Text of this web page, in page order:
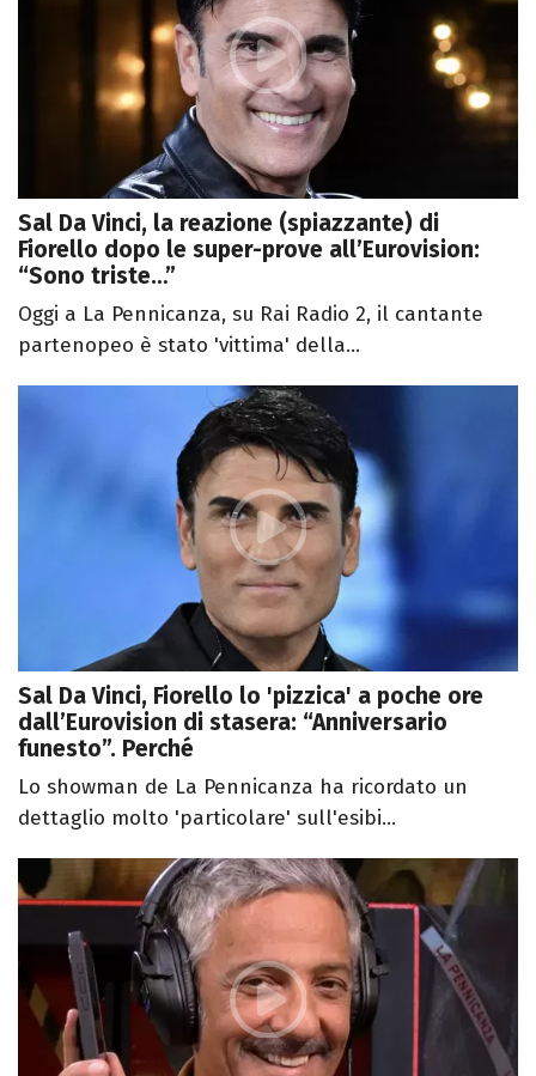
Sal Da Vinci, la reazione (spiazzante) di
Fiorello dopo le super-prove all’Eurovision:
“Sono triste…”
Oggi a La Pennicanza, su Rai Radio 2, il cantante
partenopeo è stato 'vittima' della...
Sal Da Vinci, Fiorello lo 'pizzica' a poche ore
dall’Eurovision di stasera: “Anniversario
funesto”. Perché
Lo showman de La Pennicanza ha ricordato un
dettaglio molto 'particolare' sull'esibi...